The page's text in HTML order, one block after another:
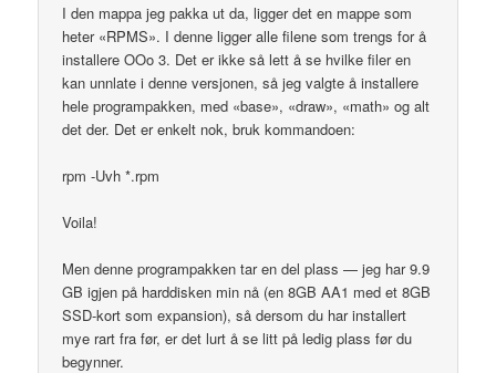
I den mappa jeg pakka ut da, ligger det en mappe som
heter «RPMS». I denne ligger alle filene som trengs for å
installere OOo 3. Det er ikke så lett å se hvilke filer en
kan unnlate i denne versjonen, så jeg valgte å installere
hele programpakken, med «base», «draw», «math» og alt
det der. Det er enkelt nok, bruk kommandoen:
rpm -Uvh *.rpm
Voila!
Men denne programpakken tar en del plass — jeg har 9.9
GB igjen på harddisken min nå (en 8GB AA1 med et 8GB
SSD-kort som expansion), så dersom du har installert
mye rart fra før, er det lurt å se litt på ledig plass før du
begynner.